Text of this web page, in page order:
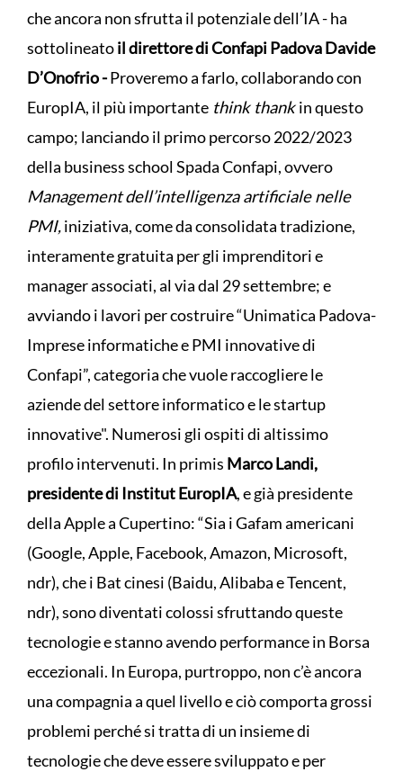
che ancora non sfrutta il potenziale dell’IA - ha
sottolineatoil direttore di Confapi Padova Davide
D’Onofrio -Proveremo a farlo, collaborando con
EuropIA, il più importante think thankin questo
campo; lanciando il primo percorso 2022/2023
della business school Spada Confapi, ovvero
Managementdell’intelligenza artificiale nelle
PMI,iniziativa, come da consolidata tradizione,
interamente gratuita per gli imprenditori e
manager associati, al via dal 29 settembre; e
avviando i lavori per costruire “Unimatica Padova-
Imprese informatiche e PMI innovative di
Confapi”, categoria che vuole raccogliere le
aziende del settore informatico e le startup
innovative". Numerosi gli ospiti di altissimo
profilo intervenuti. In primis Marco Landi,
presidente di Institut EuropIA, e già presidente
della Apple a Cupertino: “Sia i Gafam americani
(Google, Apple, Facebook, Amazon, Microsoft,
ndr), che i Bat cinesi (Baidu, Alibaba e Tencent,
ndr), sono diventati colossi sfruttando queste
tecnologie e stanno avendo performance in Borsa
eccezionali. In Europa, purtroppo, non c’è ancora
una compagnia a quel livello e ciò comporta grossi
problemi perché si tratta di un insieme di
tecnologie che deve essere sviluppato e per